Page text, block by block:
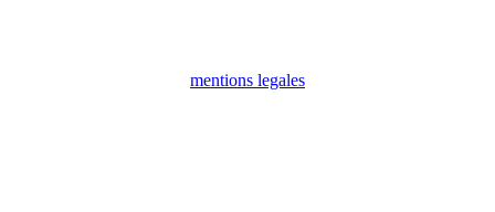
mentions legales